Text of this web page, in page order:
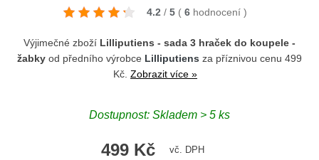
4.2 / 5 ( 6 hodnocení )
Výjimečné zboží Lilliputiens - sada 3 hraček do koupele -
žabky od předního výrobce Lilliputiens za příznivou cenu 499
Kč. Zobrazit více »
Dostupnost: Skladem > 5 ks
499 Kč vč. DPH